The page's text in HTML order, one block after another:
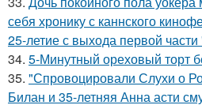
себя хронику с каннского
25-летие с выхода первой
34. 5-Минутный ореховый торт
35. "Спровоцировали Слухи о
Билан и 35-летняя Анна асти